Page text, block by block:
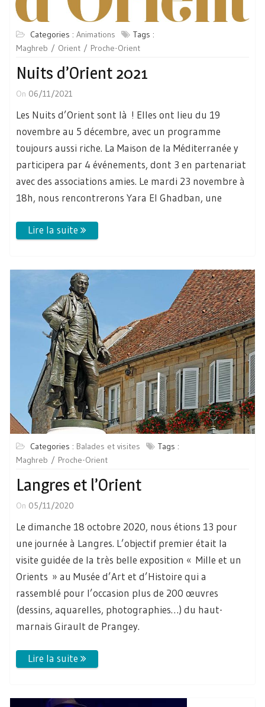
Categories : Animations
Tags :
Maghreb
Orient Proche-Orient
Nuits d’Orient 2021
On 06/11/2021
Les Nuits d’Orient sont là ! Elles ont lieu du 19
novembre au 5 décembre, avec un programme
toujours aussi riche. La Maison de la Méditerranée y
participera par 4 événements, dont 3 en partenariat
avec des associations amies. Le mardi 23 novembre à
18h, nous rencontrerons Yara El Ghadban, une
Categories : Balades et visites
Tags :
Maghreb
Proche-Orient
Langres et l’Orient
On 05/11/2020
Le dimanche 18 octobre 2020, nous étions 13 pour
une journée à Langres. L’objectif premier était la
visite guidée de la très belle exposition « Mille et un
Orients » au Musée d’Art et d’Histoire qui a
rassemblé pour l’occasion plus de 200 œuvres
(dessins, aquarelles, photographies…) du haut-
marnais Girault de Prangey.